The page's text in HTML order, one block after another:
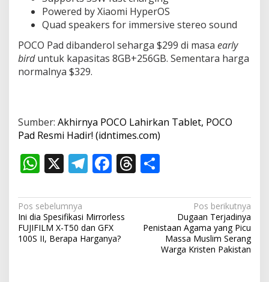
Powered by Xiaomi HyperOS
Quad speakers for immersive stereo sound
POCO Pad dibanderol seharga $299 di masa early
birduntuk kapasitas 8GB+256GB. Sementara harga
normalnya $329.
Sumber: Akhirnya POCO Lahirkan Tablet, POCO
Pad Resmi Hadir! (idntimes.com)
W
at
s
A
X T
e
gr
a
F
e
b
o
T
re
a
ar
e
N
a
v
Pos sebelumnya
Ini dia Spesifikasi Mirrorless
FUJIFILM X-T50 dan GFX
100S II, Berapa Harganya?
Pos berikutnya
Dugaan Terjadinya
Penistaan Agama yang Picu
Massa Muslim Serang
Warga Kristen Pakistan